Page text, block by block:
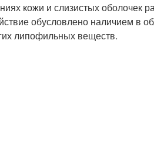
кожи и слизистых оболочек
обуслов­лено наличием в
липофильных веществ.